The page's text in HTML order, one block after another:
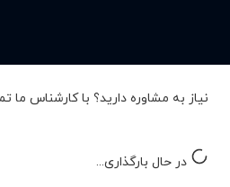
نیاز به مشاوره دارید؟ با کارشناس ما
در حال بارگذاری...